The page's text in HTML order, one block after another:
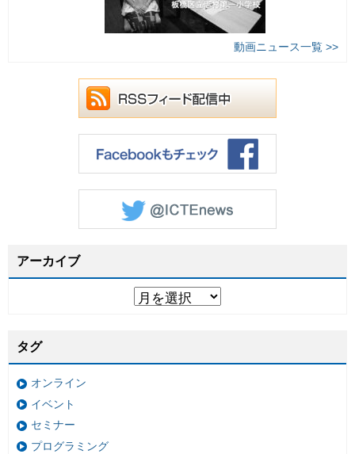
動画ニュース一覧 >>
アーカイブ
タグ
オンライン
イベント
セミナー
プログラミング